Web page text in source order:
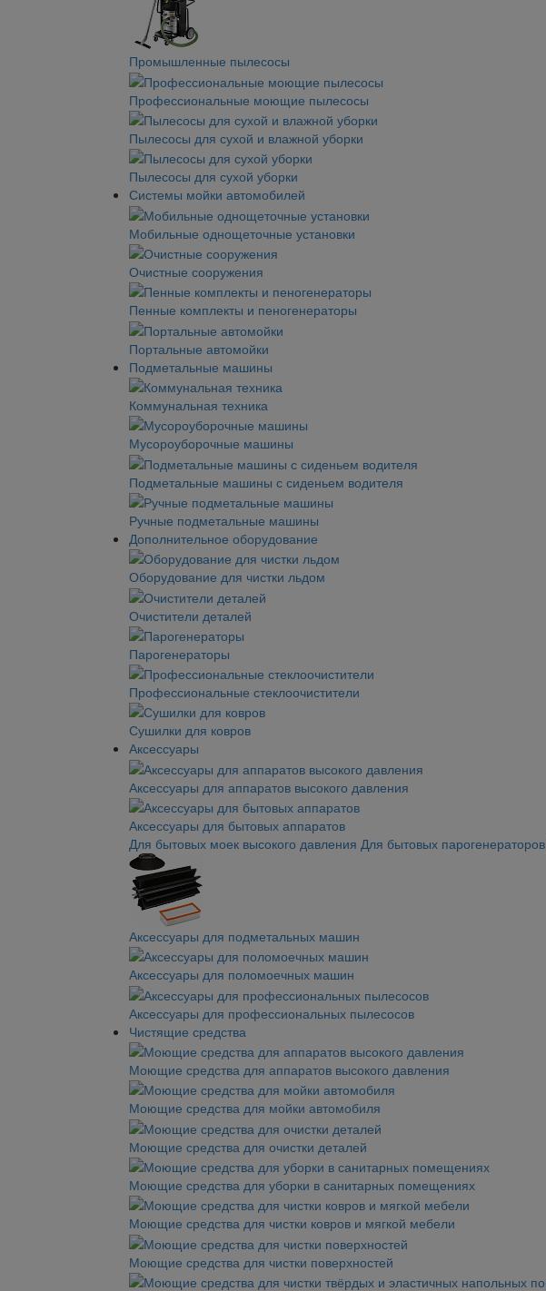
Промышленные пылесосы
Профессиональные моющие пылесосы
Пылесосы для сухой и влажной уборки
Пылесосы для сухой уборки
Системы мойки автомобилей
Мобильные однощеточные установки
Очистные сооружения
Пенные комплекты и пеногенераторы
Портальные автомойки
Подметальные машины
Коммунальная техника
Мусороуборочные машины
Подметальные машины с сиденьем водителя
Ручные подметальные машины
Дополнительное оборудование
Оборудование для чистки льдом
Очистители деталей
Парогенераторы
Профессиональные стеклоочистители
Сушилки для ковров
Аксессуары
Аксессуары для аппаратов высокого давления
Аксессуары для бытовых аппаратов
Для бытовых моек высокого давления Для бытовых парогенераторов
Аксессуары для подметальных машин
Аксессуары для поломоечных машин
Аксессуары для профессиональных пылесосов
Чистящие средства
Моющие средства для аппаратов высокого давления
Моющие средства для мойки автомобиля
Моющие средства для очистки деталей
Моющие средства для уборки в санитарных помещениях
Моющие средства для чистки ковров и мягкой мебели
Моющие средства для чистки поверхностей